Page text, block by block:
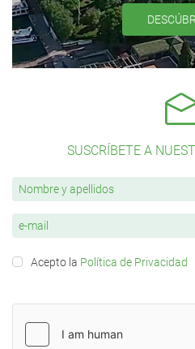
SUSCRÍBETE A
Acepto la Política de Privacidad